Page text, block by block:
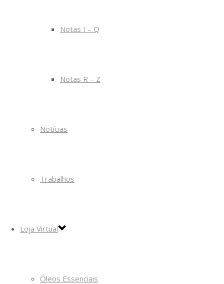
Notas I – Q
Notas R – Z
Notícias
Trabalhos
Loja Virtual
Óleos Essenciais